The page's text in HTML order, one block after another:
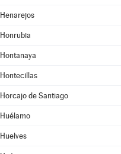
Henarejos
Honrubia
Hontanaya
Hontecillas
Horcajo de Santiago
Huélamo
Huelves